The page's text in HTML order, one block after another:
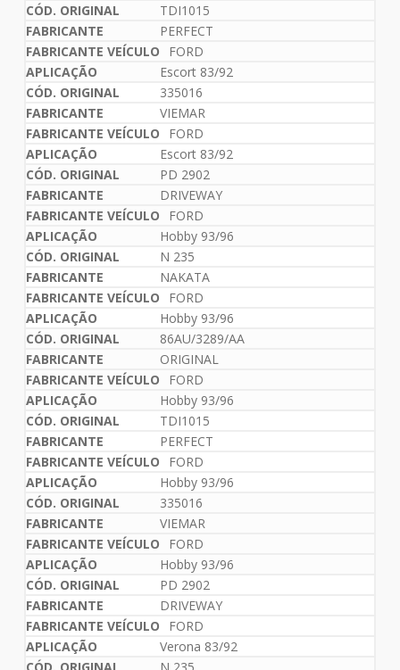
TDI1015
PERFECT
FORD
Escort 83/92
335016
VIEMAR
FORD
Escort 83/92
PD 2902
DRIVEWAY
FORD
Hobby 93/96
N 235
NAKATA
FORD
Hobby 93/96
86AU/3289/AA
ORIGINAL
FORD
Hobby 93/96
TDI1015
PERFECT
FORD
Hobby 93/96
335016
VIEMAR
FORD
Hobby 93/96
PD 2902
DRIVEWAY
FORD
Verona 83/92